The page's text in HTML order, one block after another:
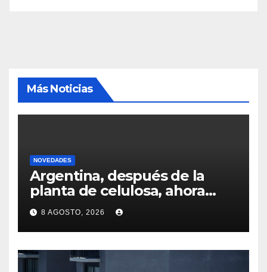
Más Noticias
NOVEDADES
Argentina, después de la
planta de celulosa, ahora
busca cerrar la inversión por
un nuevo aserradero
8 AGOSTO, 2026